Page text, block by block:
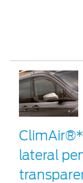
lateral